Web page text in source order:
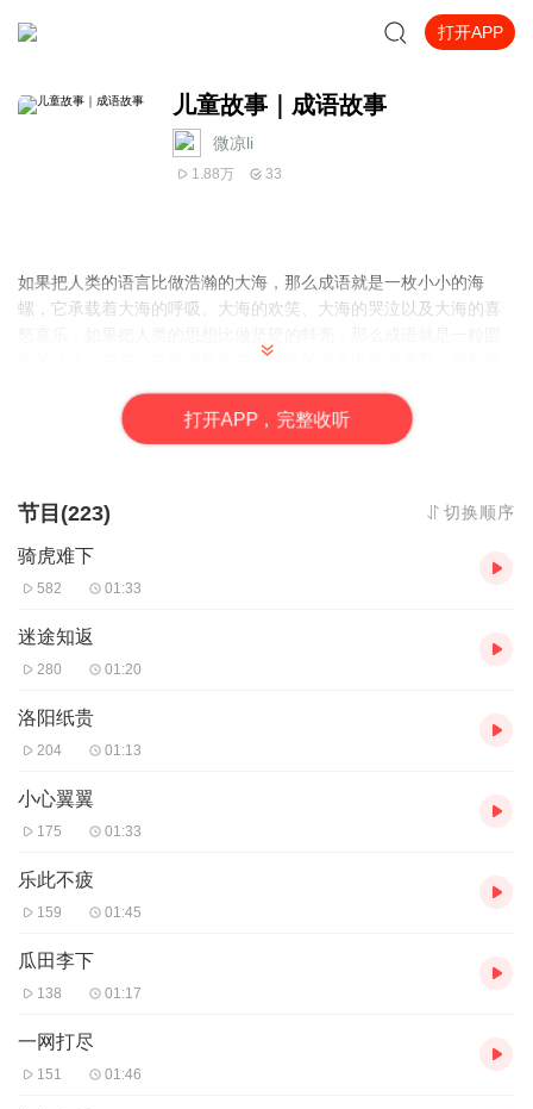
打开APP
儿童故事｜成语故事
微凉li
1.88万 33
如果把人类的语言比做浩瀚的大海，那么成语就是一枚小小的海
螺，它承载着大海的呼吸、大海的欢笑、大海的哭泣以及大海的喜
圆的珍珠，它在沙砾磨砺般痛苦而艰难的思考中慢慢孕育，脱胎换
塔，那么成语就是一道长长的光芒，它召唤着人们挥起双桨，从愚
昧无知、黑暗混沌中奋力挣脱出来，划向文明而美丽的远方……
打开APP，完整收听
节目(223) 切换顺序
骑虎难下
582 01:33
迷途知返
280 01:20
洛阳纸贵
204 01:13
小心翼翼
175 01:33
乐此不疲
159 01:45
瓜田李下
138 01:17
一网打尽
151 01:46